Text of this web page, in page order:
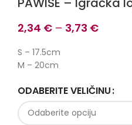
2,34 € – 3,73 €
S – 17.5cm
M – 20cm
ODABERITE VELIČINU